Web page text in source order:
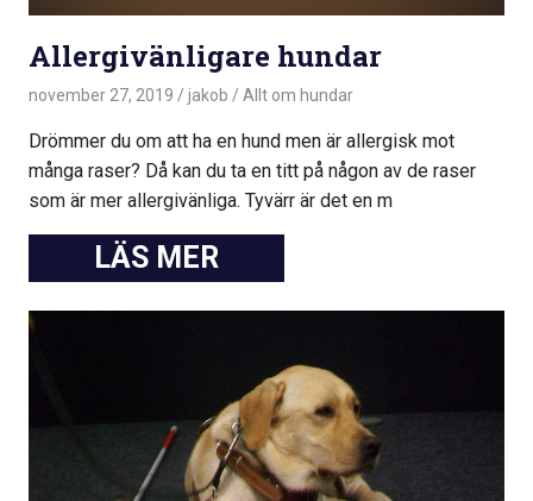
Allergivänligare hundar
november 27, 2019 jakob Allt om hundar
Drömmer du om att ha en hund men är allergisk mot
många raser? Då kan du ta en titt på någon av de raser
som är mer allergivänliga. Tyvärr är det en m